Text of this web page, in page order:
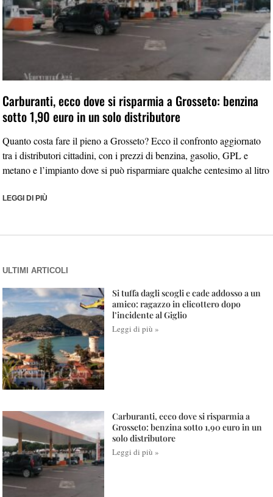
Carburanti, ecco dove si risparmia a Grosseto: benzina
sotto 1,90 euro in un solo distributore
Quanto costa fare il pieno a Grosseto? Ecco il confronto aggiornato
tra i distributori cittadini, con i prezzi di benzina, gasolio, GPL e
metano e l’impianto dove si può risparmiare qualche centesimo al litro
LEGGI DI PIÙ
ULTIMI ARTICOLI
Si tuffa dagli scogli e cade addosso a un
amico: ragazzo in elicottero dopo
l’incidente al Giglio
Leggi di più »
Carburanti, ecco dove si risparmia a
Grosseto: benzina sotto 1,90 euro in un
solo distributore
Leggi di più »